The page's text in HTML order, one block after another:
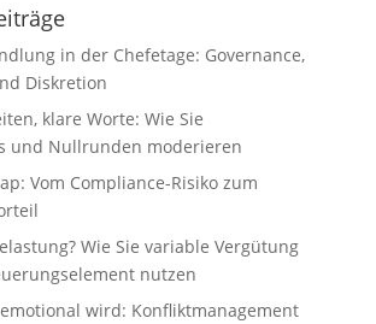
in der Chefetage: Governance,
Diskretion
klare Worte: Wie Sie
und Nullrunden moderieren
Vom Compliance-Risiko zum
Wie Sie variable Vergütung
nutzen
wird: Konfliktmanagement